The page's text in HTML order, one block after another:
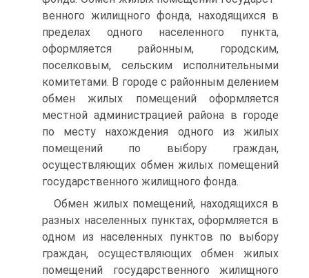
венного жилищного фонда, находящихся в
пределах одного насе­ленного пункта,
оформляется районным, городским,
поселковым, сельским исполнительными
комитетами. В городе с районным деле­нием
обмен жилых помещений оформляется
местной администра­цией района в городе
по месту нахождения одного из жилых
поме­щений по выбору граждан,
осуществляющих обмен жилых поме­щений
государственного жилищного фонда.
Обмен жилых помещений, находящихся в
разных населенных пунктах, оформляется в
одном из населенных пунктов по выбору
граждан, осуществляющих обмен жилых
помещений государствен­ного жилищного